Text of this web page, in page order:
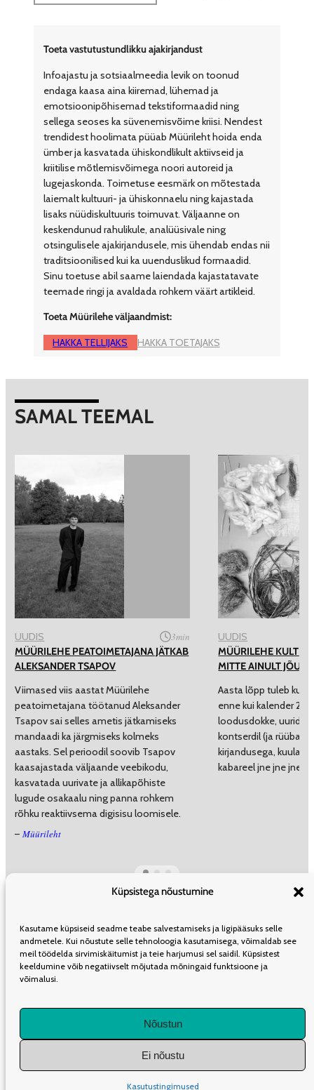
Küpsistega nõustumine
Kasutame küpsiseid seadme teabe salvestamiseks ja ligipääsuks selle
andmetele. Kui nõustute selle tehnoloogia kasutamisega, võimaldab see
meil töödelda sirvimiskäitumist ja teie harjumusi sel saidil. Küpsistest
keeldumine võib negatiivselt mõjutada mõningaid funktsioone ja
võimalusi.
Nõustun
Ei nõustu
Kasutustingimused
Toeta vastutustundlikku ajakirjandust
Infoajastu ja sotsiaalmeedia levik on toonud
endaga kaasa aina kiiremad, lühemad ja
emotsioonipõhisemad tekstiformaadid ning
sellega seoses ka süvenemisvõime kriisi. Nendest
trendidest hoolimata püüab Müürileht hoida enda
ümber ja kasvatada ühiskondlikult aktiivseid ja
kriitilise mõtlemisvõimega noori autoreid ja
lugejaskonda. Toimetuse eesmärk on mõtestada
laiemalt kultuuri- ja ühiskonnaelu ning kajastada
lisaks nüüdiskultuuris toimuvat. Väljaanne on
keskendunud rahulikule, analüüsivale ning
otsingulisele ajakirjandusele, mis ühendab endas nii
traditsioonilised kui ka uuenduslikud formaadid.
Sinu toetuse abil saame laiendada kajastatavate
teemade ringi ja avaldada rohkem väärt artikleid.
Toeta Müürilehe väljaandmist:
HAKKA TELLIJAKS HAKKA TOETAJAKS
SAMAL TEEMAL
UUDIS 3min
MÜÜRILEHE PEATOIMETAJANA JÄTKAB
ALEKSANDER TSAPOV
Viimased viis aastat Müürilehe
peatoimetajana töötanud Aleksander
Tsapov sai selles ametis jätkamiseks
mandaadi ka järgmiseks kolmeks
aastaks. Sel perioodil soovib Tsapov
kaasajastada väljaande veebikodu,
kasvatada uurivate ja allikapõhiste
lugude osakaalu ning panna rohkem
rõhku reaktiivsema digisisu loomisele.
– Müürileht
UUDIS
MÜÜRILEHE
MITTE AINULT
Aasta lõpp tuleb
enne kui kalender
loodusdokke, uurida
kontserdil (ja rüübata
kirjandusega, kuulata
kabareel jne jne jne!
ÜLDINFOTOIMETUSKAASAUTORLUSESTREKLAAMLEVI
TELLIMINEKASUTUSTINGIMUSED
LIITU UUDISKIRJAGA
Iganädalane kokkuvõte olulisematest artiklitest Müürilehes.